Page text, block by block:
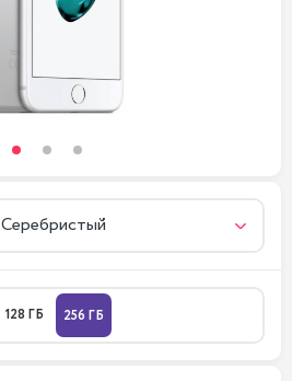
Серебристый
128 ГБ 256 ГБ